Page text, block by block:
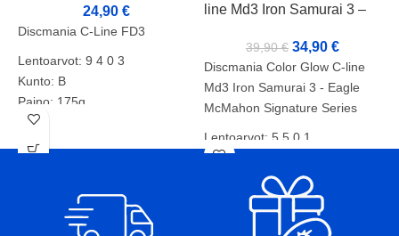
24,90 €
Discmania C-Line FD3
Lentoarvot: 9 4 0 3
Kunto: B
Paino: 175g
Tussit:pohja/rimmi
line Md3 Iron Samurai 3 –
39,90€ 34,90 €
Discmania Color Glow C-line
Md3 Iron Samurai 3 - Eagle
McMahon Signature Series
Lentoarvot: 5 5 0 1
Paino: 180g